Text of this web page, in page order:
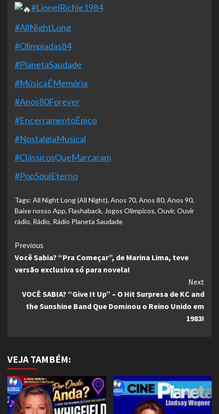
#LionelRichie1984
#AllNightLong
#Olimpiadas84
#PlanetaSaudade
#MúsicaÉMemória
#Anos80Forever
#EncerramentoÉpico
#NostalgiaMusical
#ClássicosQueMarcaram
#PopSoulEterno
Tags: All Night Long (All Night), Anos 70, Anos 80, Anos 90,
Baixe nosso App, Flashaback, Jogos Olimpicos, Ouvir, Ouvir
rádio, Rádio, Rádio Planeta Saudade
Continue
Reading
Previous
Você Sabia? “Pra Começar”, de Marina Lima, teve
versão exclusiva só para novela!
Next
VOCÊ SABIA? “Give It Up” – O Hit Surpresa de KC and
the Sunshine Band Que Dominou o Reino Unido em
1983!
VEJA TAMBÉM: